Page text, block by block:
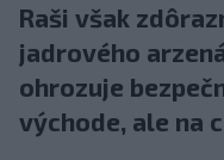
Raši však
jadrového
ohrozuje
východe, ale na